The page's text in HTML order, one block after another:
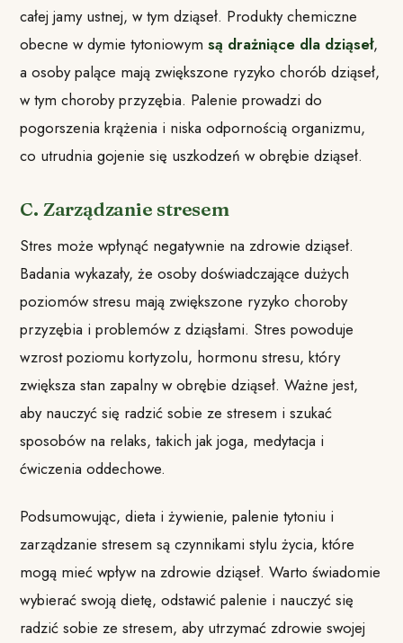
całej jamy ustnej, w tym dziąseł. Produkty chemiczne
obecne w dymie tytoniowymsą drażniące dla dziąseł,
a osoby palące mają zwiększone ryzyko chorób dziąseł,
w tym choroby przyzębia. Palenie prowadzi do
pogorszenia krążenia i niska odpornością organizmu,
co utrudnia gojenie się uszkodzeń w obrębie dziąseł.
C. Zarządzanie stresem
Stres może wpłynąć negatywnie na zdrowie dziąseł.
Badania wykazały, że osoby doświadczające dużych
poziomów stresu mają zwiększone ryzyko choroby
przyzębia i problemów z dziąsłami. Stres powoduje
wzrost poziomu kortyzolu, hormonu stresu, który
zwiększa stan zapalny w obrębie dziąseł. Ważne jest,
aby nauczyć się radzić sobie ze stresem i szukać
sposobów na relaks, takich jak joga, medytacja i
ćwiczenia oddechowe.
Podsumowując, dieta i żywienie, palenie tytoniu i
zarządzanie stresem są czynnikami stylu życia, które
mogą mieć wpływ na zdrowie dziąseł. Warto świadomie
wybierać swoją dietę, odstawić palenie i nauczyć się
radzić sobie ze stresem, aby utrzymać zdrowie swojej